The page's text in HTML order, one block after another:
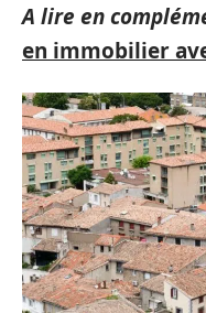
A lire en
en immobilier